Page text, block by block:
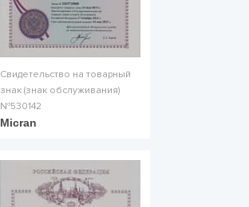
Свидетельство на товарный
знак (знак обслуживания)
№530142
Micran